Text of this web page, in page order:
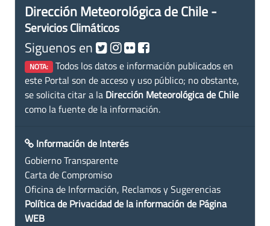
Dirección Meteorológica de Chile -
Servicios Climáticos
Siguenos en
NOTA: Todos los datos e información publicados en
este Portal son de acceso y uso público; no obstante,
se solicita citar a la Dirección Meteorológica de Chile
como la fuente de la información.
Información de Interés
Gobierno Transparente
Carta de Compromiso
Oficina de Información, Reclamos y Sugerencias
Política de Privacidad de la información de Página
WEB